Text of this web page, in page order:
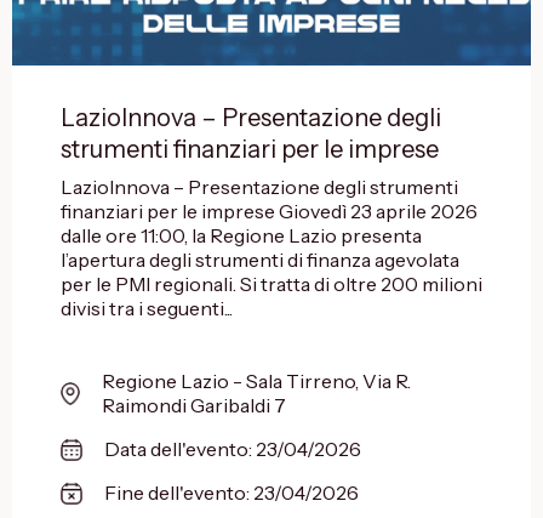
LazioInnova – Presentazione degli
strumenti finanziari per le imprese
LazioInnova – Presentazione degli strumenti
finanziari per le imprese Giovedì 23 aprile 2026
dalle ore 11:00, la Regione Lazio presenta
l’apertura degli strumenti di finanza agevolata
per le PMI regionali. Si tratta di oltre 200 milioni
divisi tra i seguenti...
Regione Lazio - Sala Tirreno, Via R.
Raimondi Garibaldi 7
Data dell'evento: 23/04/2026
Fine dell'evento: 23/04/2026